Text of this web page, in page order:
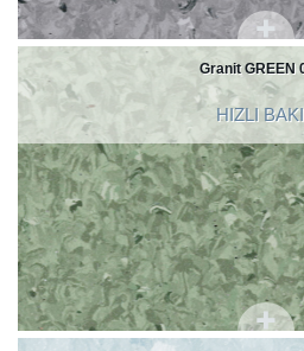
Granit GREEN
HIZLI